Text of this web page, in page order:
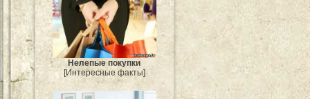
Нелепые покупки
[Интересные факты]